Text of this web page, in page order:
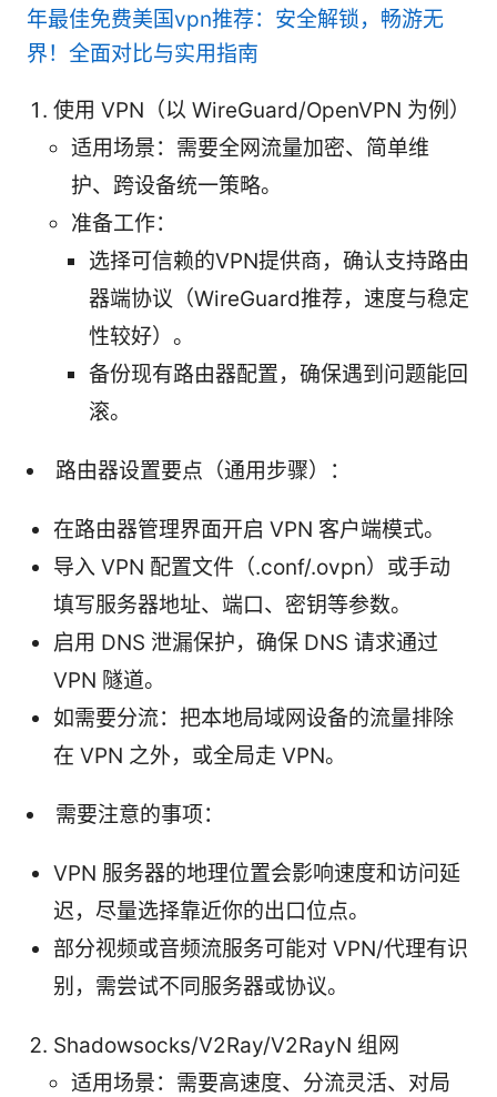
年最佳免费美国vpn推荐：安全解锁，畅游无
界！全面对比与实用指南
使用 VPN（以 WireGuard/OpenVPN 为例）
适用场景：需要全网流量加密、简单维
护、跨设备统一策略。
准备工作：
选择可信赖的VPN提供商，确认支持路由
器端协议（WireGuard推荐，速度与稳定
性较好）。
备份现有路由器配置，确保遇到问题能回
滚。
路由器设置要点（通用步骤）：
在路由器管理界面开启 VPN 客户端模式。
导入 VPN 配置文件（.conf/.ovpn）或手动
填写服务器地址、端口、密钥等参数。
启用 DNS 泄漏保护，确保 DNS 请求通过
VPN 隧道。
如需要分流：把本地局域网设备的流量排除
在 VPN 之外，或全局走 VPN。
需要注意的事项：
VPN 服务器的地理位置会影响速度和访问延
迟，尽量选择靠近你的出口位点。
部分视频或音频流服务可能对 VPN/代理有识
别，需尝试不同服务器或协议。
Shadowsocks/V2Ray/V2RayN 组网
适用场景：需要高速度、分流灵活、对局